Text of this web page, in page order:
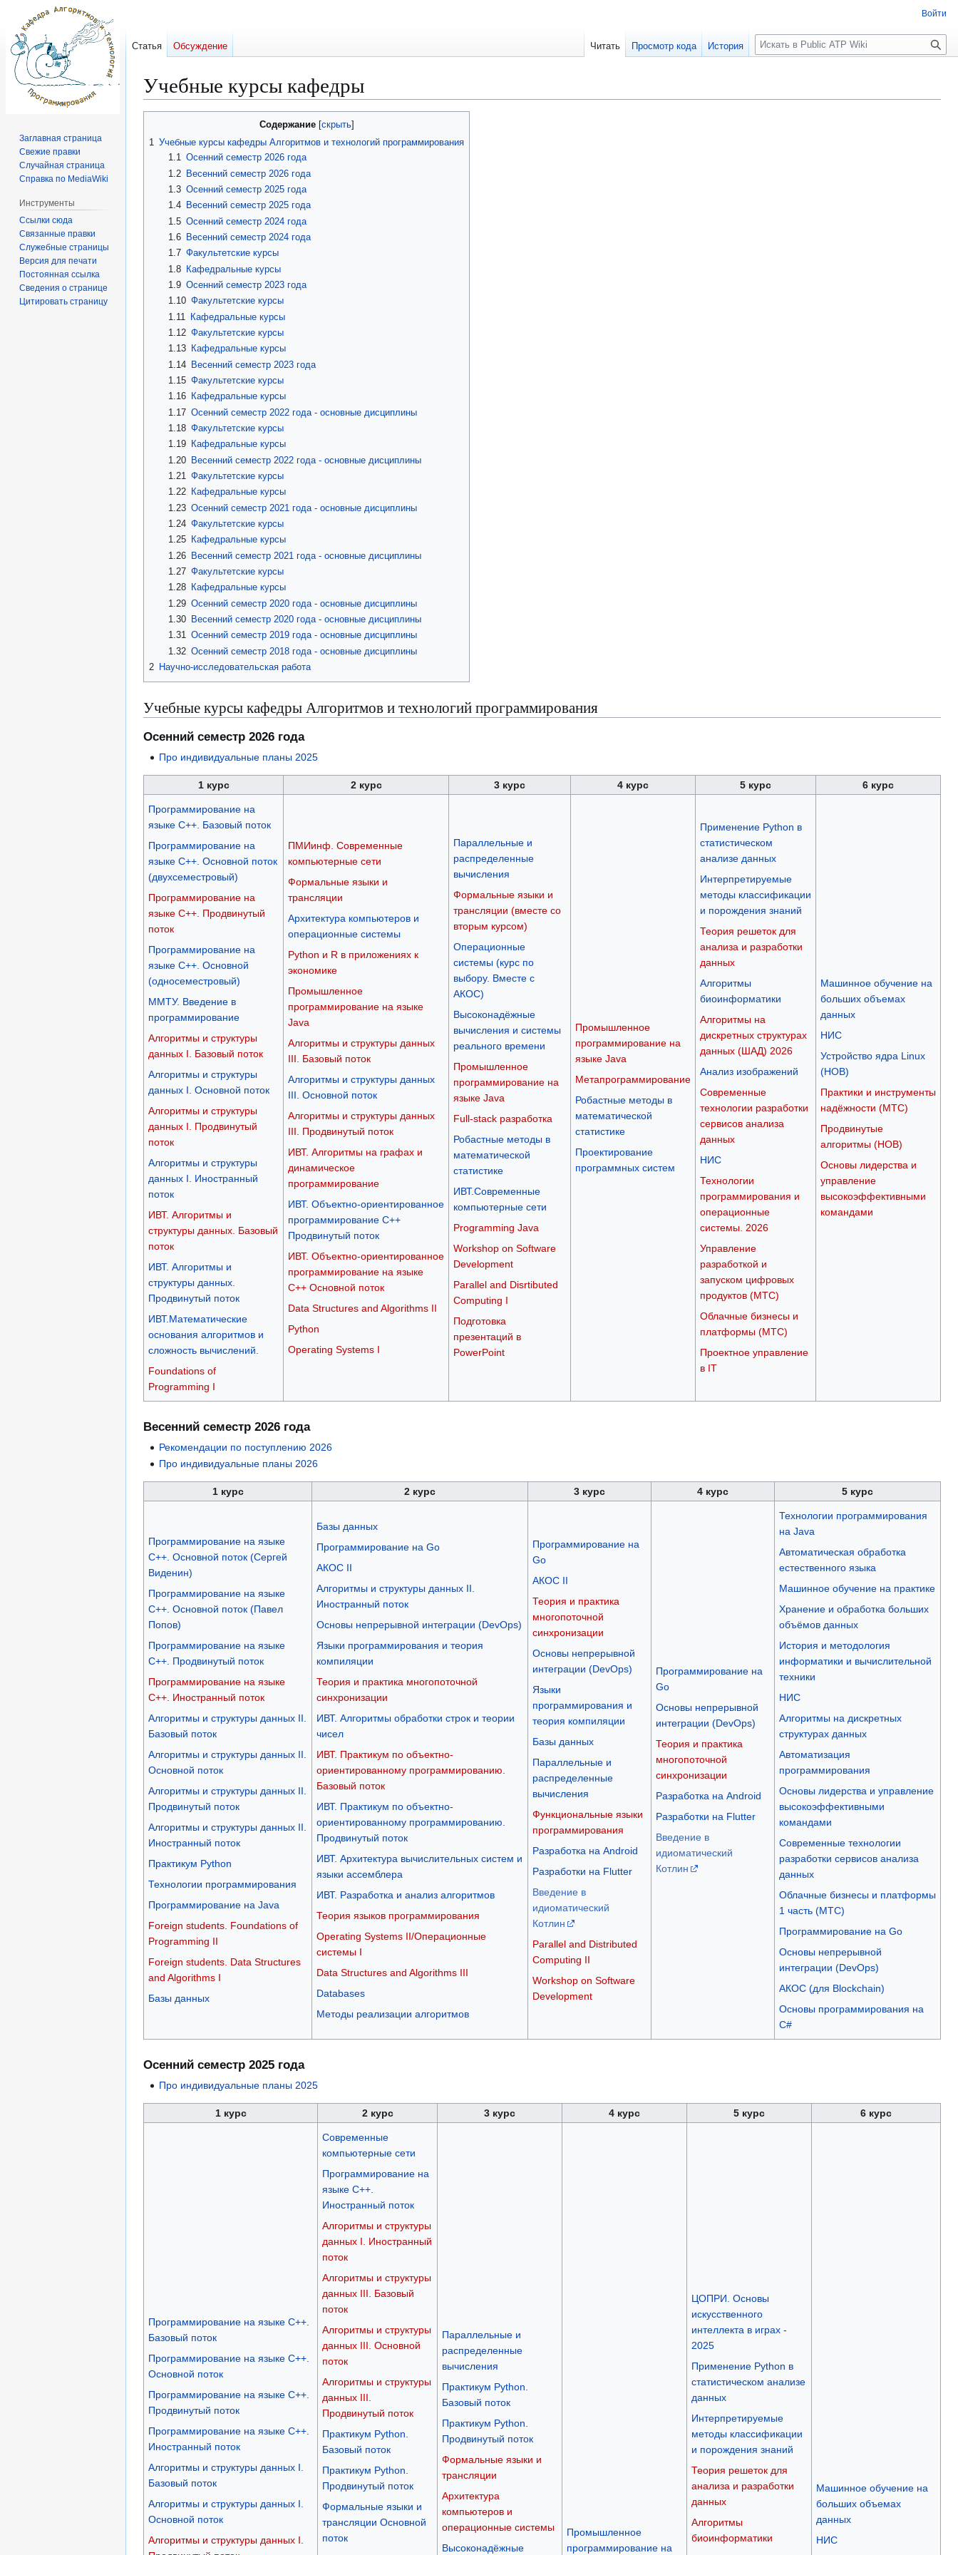
Учебные курсы кафедры
Содержание
1 Учебные курсы кафедры Алгоритмов и технологий программирования
1.1 Осенний семестр 2026 года
1.2
Весенний семестр 2026 года
1.3 Осенний семестр 2025 года
1.4
Весенний семестр 2025 года
1.5 Осенний семестр 2024 года
1.6
Весенний семестр 2024 года
1.7 Факультетские курсы
1.8 Кафедральные курсы
1.9 Осенний семестр 2023 года
1.10 Факультетские курсы
1.11
Кафедральные курсы
1.12 Факультетские курсы
1.13
Кафедральные курсы
1.14 Весенний семестр 2023 года
1.15 Факультетские курсы
1.16
Кафедральные курсы
1.17 Осенний семестр 2022 года - основные дисциплины
1.18 Факультетские курсы
1.19
Кафедральные курсы
1.20 Весенний семестр 2022 года - основные дисциплины
1.21 Факультетские курсы
1.22
Кафедральные курсы
1.23 Осенний семестр 2021 года - основные дисциплины
1.24 Факультетские курсы
1.25
Кафедральные курсы
1.26 Весенний семестр 2021 года - основные дисциплины
1.27 Факультетские курсы
1.28
Кафедральные курсы
1.29 Осенний семестр 2020 года - основные дисциплины
1.30
Весенний семестр 2020 года - основные дисциплины
1.31 Осенний семестр 2019 года - основные дисциплины
1.32 Осенний семестр 2018 года - основные дисциплины
2 Научно-исследовательская работа
Учебные курсы кафедры Алгоритмов и технологий программирования
Осенний семестр 2026 года
Про индивидуальные планы 2025
1 курс 2 курс 3 курс 4 курс 5 курс 6 курс
Программирование на
языке C++. Базовый поток
Программирование на
языке C++. Основной поток
(двухсеместровый)
Программирование на
языке C++. Продвинутый
поток
Программирование на
языке C++. Основной
(односеместровый)
ММТУ. Введение в
программирование
Алгоритмы и структуры
данных I. Базовый поток
Алгоритмы и структуры
данных I. Основной поток
Алгоритмы и структуры
данных I. Продвинутый
поток
Алгоритмы и структуры
данных I. Иностранный
поток
ИВТ. Алгоритмы и
структуры данных. Базовый
поток
ИВТ. Алгоритмы и
структуры данных.
Продвинутый поток
ИВТ.Математические
основания алгоритмов и
сложность вычислений.
Foundations of
Programming I
ПМИинф. Современные
компьютерные сети
Формальные языки и
трансляции
Архитектура компьютеров и
операционные системы
Python и R в приложениях к
экономике
Промышленное
программирование на языке
Java
Алгоритмы и структуры данных
III. Базовый поток
Алгоритмы и структуры данных
III. Основной поток
Алгоритмы и структуры данных
III. Продвинутый поток
ИВТ. Алгоритмы на графах и
динамическое
программирование
ИВТ. Объектно-ориентированное
программирование C++
Продвинутый поток
ИВТ. Объектно-ориентированное
программирование на языке
C++ Основной поток
Data Structures and Algorithms II
Python
Operating Systems I
Параллельные и
распределенные
вычисления
Формальные языки и
трансляции (вместе со
вторым курсом)
Операционные
системы (курс по
выбору. Вместе с
АКОС)
Высоконадёжные
вычисления и системы
реального времени
Промышленное
программирование на
языке Java
Full-stack разработка
Робастные методы в
математической
статистике
ИВТ.Современные
компьютерные сети
Programming Java
Workshop on Software
Development
Parallel and Disrtibuted
Computing I
Подготовка
презентаций в
PowerPoint
Промышленное
программирование на
языке Java
Метапрограммирование
Робастные методы в
математической
статистике
Проектирование
программных систем
Применение Python в
статистическом
анализе данных
Интерпретируемые
методы классификации
и порождения знаний
Теория решеток для
анализа и разработки
данных
Алгоритмы
биоинформатики
Алгоритмы на
дискретных структурах
данных (ШАД) 2026
Анализ изображений
Современные
технологии разработки
сервисов анализа
данных
НИС
Технологии
программирования и
операционные
системы. 2026
Управление
разработкой и
запуском цифровых
продуктов (МТС)
Облачные бизнесы и
платформы (МТС)
Проектное управление
в IT
Машинное обучение на
больших объемах
данных
НИС
Устройство ядра Linux
(НОВ)
Практики и инструменты
надёжности (МТС)
Продвинутые
алгоритмы (НОВ)
Основы лидерства и
управление
высокоэффективными
командами
Весенний семестр 2026 года
Рекомендации по поступлению 2026
Про индивидуальные планы 2026
1 курс 2 курс 3 курс 4 курс 5 курс
Программирование на языке
C++. Основной поток (Сергей
Виденин)
Программирование на языке
C++. Основной поток (Павел
Попов)
Программирование на языке
C++. Продвинутый поток
Программирование на языке
C++. Иностранный поток
Алгоритмы и структуры данных II.
Базовый поток
Алгоритмы и структуры данных II.
Основной поток
Алгоритмы и структуры данных II.
Продвинутый поток
Алгоритмы и структуры данных II.
Иностранный поток
Практикум Python
Технологии программирования
Программирование на Java
Foreign students. Foundations of
Programming II
Foreign students. Data Structures
and Algorithms I
Базы данных
Базы данных
Программирование на Go
АКОС II
Алгоритмы и структуры данных II.
Иностранный поток
Основы непрерывной интеграции (DevOps)
Языки программирования и теория
компиляции
Теория и практика многопоточной
синхронизации
ИВТ. Алгоритмы обработки строк и теории
чисел
ИВТ. Практикум по объектно-
ориентированному программированию.
Базовый поток
ИВТ. Практикум по объектно-
ориентированному программированию.
Продвинутый поток
ИВТ. Архитектура вычислительных систем и
языки ассемблера
ИВТ. Разработка и анализ алгоритмов
Теория языков программирования
Operating Systems II/Операционные
системы I
Data Structures and Algorithms III
Databases
Методы реализации алгоритмов
Программирование на
Go
АКОС II
Теория и практика
многопоточной
синхронизации
Основы непрерывной
интеграции (DevOps)
Языки
программирования и
теория компиляции
Базы данных
Параллельные и
распределенные
вычисления
Функциональные языки
программирования
Разработка на Android
Разработки на Flutter
Введение в
идиоматический
Котлин
Parallel and Distributed
Computing II
Workshop on Software
Development
Программирование на
Go
Основы непрерывной
интеграции (DevOps)
Теория и практика
многопоточной
синхронизации
Разработка на Android
Разработки на Flutter
Введение в
идиоматический
Котлин
Технологии программирования
на Java
Автоматическая обработка
естественного языка
Машинное обучение на практике
Хранение и обработка больших
объёмов данных
История и методология
информатики и вычислительной
техники
НИС
Алгоритмы на дискретных
структурах данных
Автоматизация
программирования
Основы лидерства и управление
высокоэффективными
командами
Современные технологии
разработки сервисов анализа
данных
Облачные бизнесы и платформы
1 часть (МТС)
Программирование на Go
Основы непрерывной
интеграции (DevOps)
АКОС (для Blockchain)
Основы программирования на
C#
Осенний семестр 2025 года
Про индивидуальные планы 2025
1 курс 2 курс 3 курс 4 курс 5 курс 6 курс
Программирование на языке C++.
Базовый поток
Программирование на языке C++.
Основной поток
Программирование на языке C++.
Продвинутый поток
Программирование на языке C++.
Иностранный поток
Алгоритмы и структуры данных I.
Базовый поток
Алгоритмы и структуры данных I.
Основной поток
Алгоритмы и структуры данных I.
Современные
компьютерные сети
Программирование на
языке C++.
Иностранный поток
Алгоритмы и структуры
данных I. Иностранный
поток
Алгоритмы и структуры
данных III. Базовый
поток
Алгоритмы и структуры
данных III. Основной
поток
Алгоритмы и структуры
данных III.
Продвинутый поток
Практикум Python.
Базовый поток
Практикум Python.
Продвинутый поток
Формальные языки и
трансляции Основной
поток
Параллельные и
распределенные
вычисления
Практикум Python.
Базовый поток
Практикум Python.
Продвинутый поток
Формальные языки и
трансляции
Архитектура
компьютеров и
операционные системы
Высоконадёжные
Промышленное
программирование на
ЦОПРИ. Основы
искусственного
интеллекта в играх -
2025
Применение Python в
статистическом анализе
данных
Интерпретируемые
методы классификации
и порождения знаний
Теория решеток для
анализа и разработки
данных
Алгоритмы
биоинформатики
Машинное обучение на
больших объемах
данных
НИС
Войти
Статья Обсуждение Читать Просмотр кода История
П
о
к
Заглавная страница
Свежие правки
Случайная страница
Справка по MediaWiki
Инструменты
Ссылки сюда
Связанные правки
Служебные страницы
Версия для печати
Постоянная ссылка
Сведения о странице
Цитировать страницу